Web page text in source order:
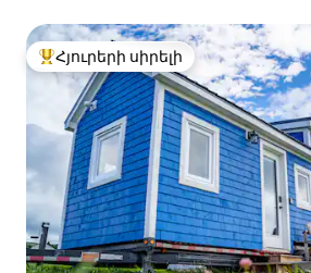
Հյուրերի սիրելի լավագույն տները
Հյուրերի սիրելի